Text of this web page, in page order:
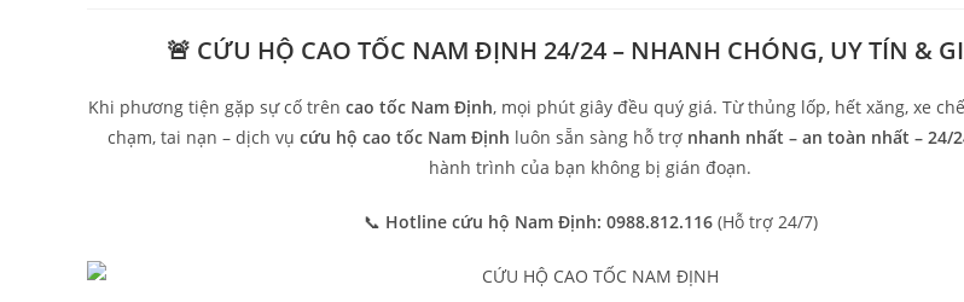
🚨 CỨU HỘ CAO TỐC NAM ĐỊNH 24/24 – NHANH CHÓNG, UY TÍN &
Khi phương tiện gặp sự cố trên cao tốc Nam Định, mọi phút giây đều quý giá. Từ thủng lốp, hết xăng, xe
chạm, tai nạn – dịch vụ cứu hộ cao tốc Nam Định luôn sẵn sàng hỗ trợ nhanh nhất – an toàn nhất – 24/
hành trình của bạn không bị gián đoạn.
📞 Hotline cứu hộ Nam Định: 0988.812.116(Hỗ trợ 24/7)